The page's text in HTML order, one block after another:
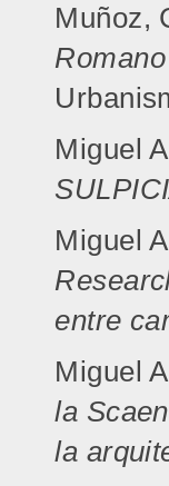
Muñoz,
Miguel
Miguel
entre
Miguel
la
la